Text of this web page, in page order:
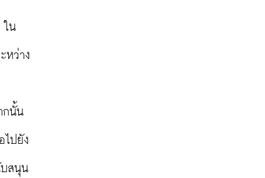
ใน
หว่าง
กนั้น
ไปยัง
บสนุน